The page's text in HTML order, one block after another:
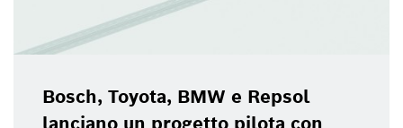
Bosch, Toyota, BMW e Repsol